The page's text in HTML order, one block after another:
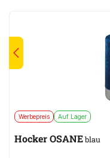
Werbepreis Auf Lager
Hocker OSANEblau